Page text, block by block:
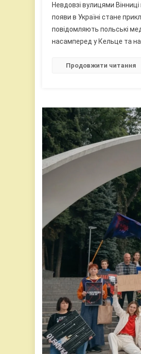
Невдовзі вулицями
появи в Україні стане
повідомляють польські
насамперед у Кельце та
Продовжити читання